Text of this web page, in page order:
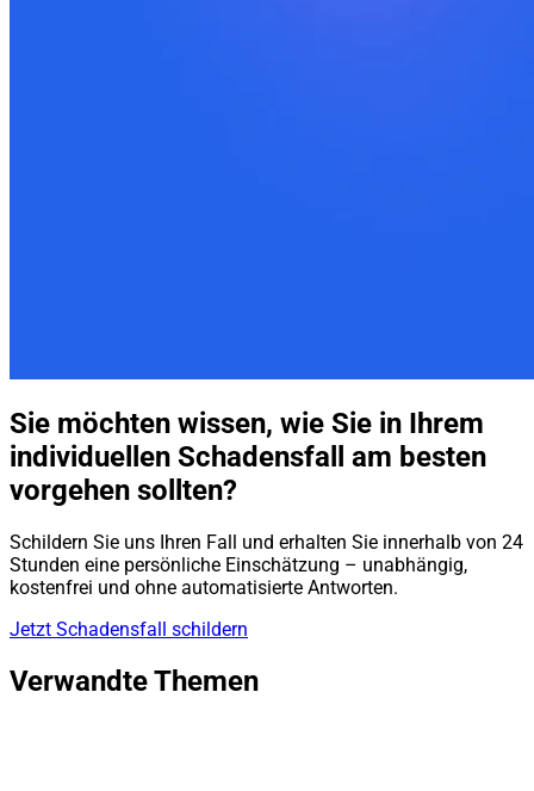
Sie möchten wissen, wie Sie in Ihrem
individuellen Schadensfall am besten
vorgehen sollten?
Schildern Sie uns Ihren Fall und erhalten Sie innerhalb von 24
Stunden eine persönliche Einschätzung – unabhängig,
kostenfrei und ohne automatisierte Antworten.
Jetzt Schadensfall schildern
Verwandte Themen